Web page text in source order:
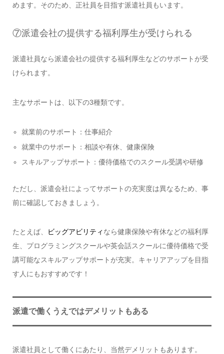
めます。そのため、正社員を目指す派遣社員もいます。
⑦派遣会社の提供する福利厚生が受けられる
派遣社員なら派遣会社の提供する福利厚生などのサポートが受
けられます。
主なサポートは、以下の3種類です。
就業前のサポート：仕事紹介
就業中のサポート：相談や有休、健康保険
スキルアップサポート：優待価格でのスクール受講や研修
ただし、派遣会社によってサポートの充実度は異なるため、事
前に確認しておきましょう。
たとえば、 ビッグアビリティ なら健康保険や有休などの福利厚
生、プログラミングスクールや英会話スクールに優待価格で受
講可能なスキルアップサポートが充実。キャリアアップを目指
す人にもおすすめです！
派遣で働くうえではデメリットもある
派遣社員として働くにあたり、当然デメリットもあります。